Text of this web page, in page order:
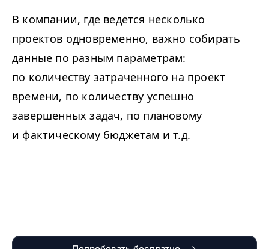
В компании, где ведется несколько
проектов одновременно, важно собирать
данные по разным параметрам:
по количеству затраченного на проект
времени, по количеству успешно
завершенных задач, по плановому
и фактическому бюджетам и т.д.